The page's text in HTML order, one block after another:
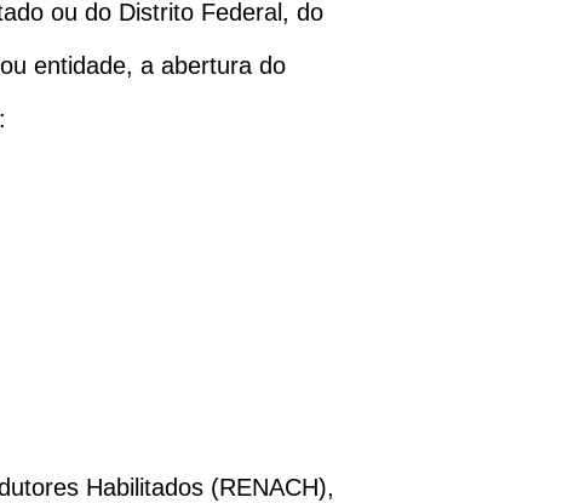
ou do Distrito Federal, do
entidade, a abertura do
Habilitados (RENACH),